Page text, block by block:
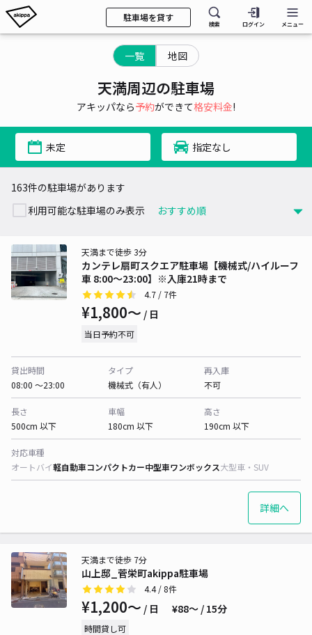
駐車場を貸す
検索 ログイン メニュー
一覧 地図
天満周辺の駐車場
アキッパなら予約ができて格安料金!
未定 指定なし
163件の駐車場があります
利用可能な駐車場のみ表示
カンテレ扇町スクエア駐車場【機械式/ハイルーフ
車 8:00～23:00】※入庫21時まで
天満まで徒歩 3分
4.7 / 7件
¥1,800〜 / 日
当日予約不可
貸出時間
08:00 〜23:00
タイプ
機械式（有人）
再入庫
不可
長さ
500cm 以下
車幅
180cm 以下
高さ
190cm 以下
対応車種
オートバイ軽自動車コンパクトカー中型車ワンボックス大型車・SUV
詳細へ
山上邸_菅栄町akippa駐車場
天満まで徒歩 7分
4.4/ 8件
¥1,200〜 / 日 ¥88〜 / 15分
時間貸し可